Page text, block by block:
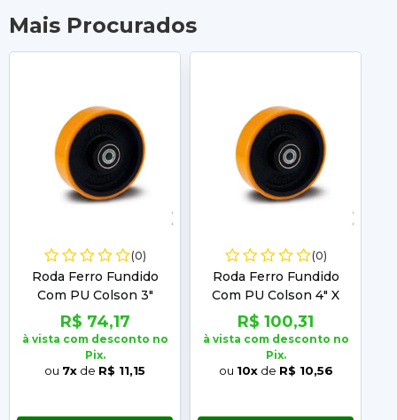
Mais Procurados
(0)
Roda Ferro Fundido
Com PU Colson 3"
Esfera 150Kg 6973
R$ 74,17
à vista com desconto no
Pix.
ou 7x de R$ 11,15
(0)
Roda Ferro Fundido
Com PU Colson 4" X
1.1/2 Esfera 300Kg 5704
R$ 100,31
à vista com desconto no
Pix.
ou 10xde R$ 10,56